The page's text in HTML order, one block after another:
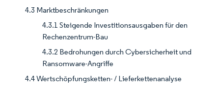
4.3 Marktbeschränkungen
4.3.1 Steigende Investitionsausgaben für den
Rechenzentrum-Bau
4.3.2 Bedrohungen durch Cybersicherheit und
Ransomware-Angriffe
4.4 Wertschöpfungsketten- / Lieferkettenanalyse